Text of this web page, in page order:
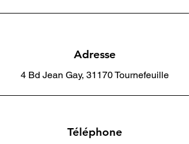
Adresse
4 Bd Jean Gay, 31170 Tournefeuille
Téléphone